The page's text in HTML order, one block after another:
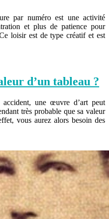
par numéro est une activité
et plus de patience pour
loisir est de type créatif et est
d’un tableau ?
une œuvre d’art peut
très probable que sa valeur
vous aurez alors besoin des